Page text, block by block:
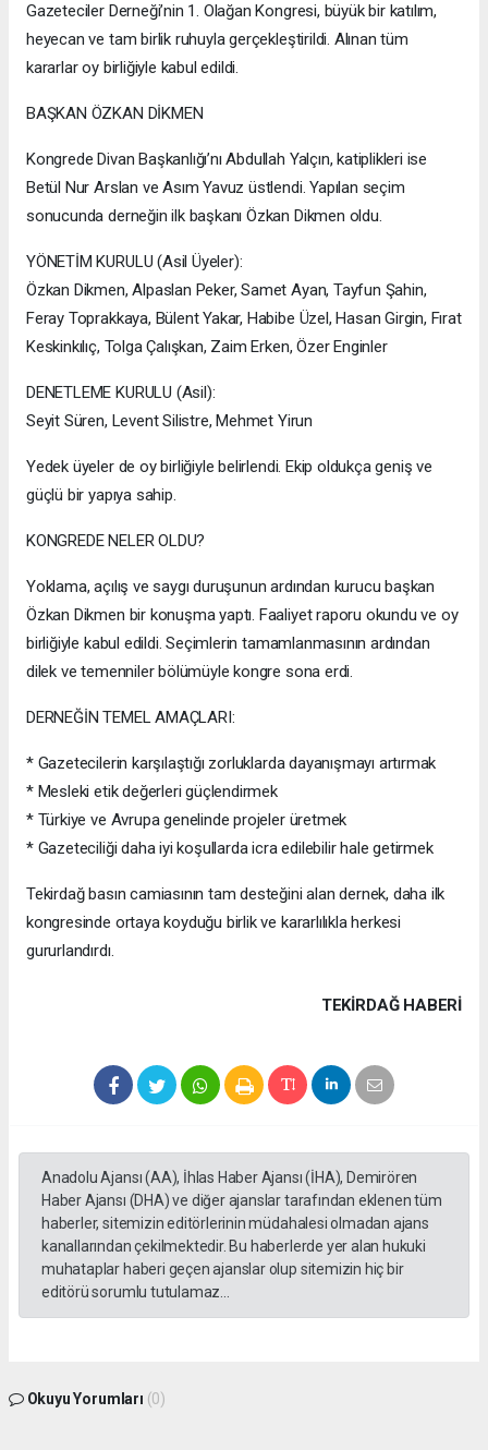
Gazeteciler Derneği’nin 1. Olağan Kongresi, büyük bir katılım,
heyecan ve tam birlik ruhuyla gerçekleştirildi. Alınan tüm
kararlar oy birliğiyle kabul edildi.
BAŞKAN ÖZKAN DİKMEN
Kongrede Divan Başkanlığı’nı Abdullah Yalçın, katiplikleri ise
Betül Nur Arslan ve Asım Yavuz üstlendi. Yapılan seçim
sonucunda derneğin ilk başkanı Özkan Dikmen oldu.
YÖNETİM KURULU (Asil Üyeler):
Özkan Dikmen, Alpaslan Peker, Samet Ayan, Tayfun Şahin,
Feray Toprakkaya, Bülent Yakar, Habibe Üzel, Hasan Girgin, Fırat
Keskinkılıç, Tolga Çalışkan, Zaim Erken, Özer Enginler
DENETLEME KURULU (Asil):
Seyit Süren, Levent Silistre, Mehmet Yirun
Yedek üyeler de oy birliğiyle belirlendi. Ekip oldukça geniş ve
güçlü bir yapıya sahip.
KONGREDE NELER OLDU?
Yoklama, açılış ve saygı duruşunun ardından kurucu başkan
Özkan Dikmen bir konuşma yaptı. Faaliyet raporu okundu ve oy
birliğiyle kabul edildi. Seçimlerin tamamlanmasının ardından
dilek ve temenniler bölümüyle kongre sona erdi.
DERNEĞİN TEMEL AMAÇLARI:
* Gazetecilerin karşılaştığı zorluklarda dayanışmayı artırmak
* Mesleki etik değerleri güçlendirmek
* Türkiye ve Avrupa genelinde projeler üretmek
* Gazeteciliği daha iyi koşullarda icra edilebilir hale getirmek
Tekirdağ basın camiasının tam desteğini alan dernek, daha ilk
kongresinde ortaya koyduğu birlik ve kararlılıkla herkesi
gururlandırdı.
TEKIRDAĞ HABERİ
Anadolu Ajansı (AA), İhlas Haber Ajansı (İHA), Demirören
Haber Ajansı (DHA) ve diğer ajanslar tarafından eklenen tüm
haberler, sitemizin editörlerinin müdahalesi olmadan ajans
kanallarından çekilmektedir. Bu haberlerde yer alan hukuki
muhataplar haberi geçen ajanslar olup sitemizin hiç bir
editörü sorumlu tutulamaz...
Okuyu Yorumları (0)